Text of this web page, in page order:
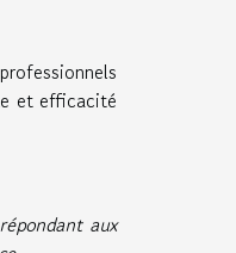
et efficacité
aux